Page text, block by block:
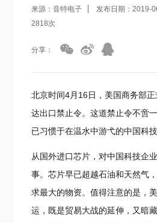
来源：音特电子 发布日期：2019-
2818次
分享：
北京时间4月16日，美国商务部
达出口禁止令。这道禁止令不啻
已习惯于在温水中游弋的中国科技
从国外进口芯片，对中国科技企
事。芯片早已超越石油和天然气
求最大的物资。值得注意的是，
运，既是贸易大战的延伸，又暗